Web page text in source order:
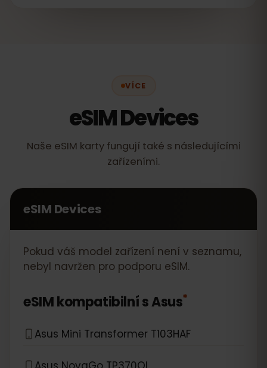
VÍCE
eSIM Devices
Naše eSIM karty fungují také s následujícími
zařízeními.
eSIM Devices
Pokud váš model zařízení není v seznamu,
nebyl navržen pro podporu eSIM.
eSIM kompatibilní sAsus*
Asus Mini Transformer T103HAF